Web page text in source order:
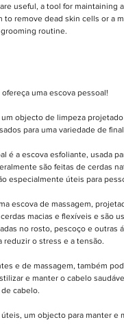
useful, a tool for
to remove dead skin cells or a
routine.
uma escova pessoal!
objecto de limpeza
​​para uma variedade de
é a escova esfoliante, usada
são feitas de cerdas
especialmente úteis para
escova de massagem,
macias e flexíveis e são
no rosto, pescoço e outras
reduzir o stress e a tensão.
e de massagem, também
e manter o cabelo
cabelo.
um objecto para manter e